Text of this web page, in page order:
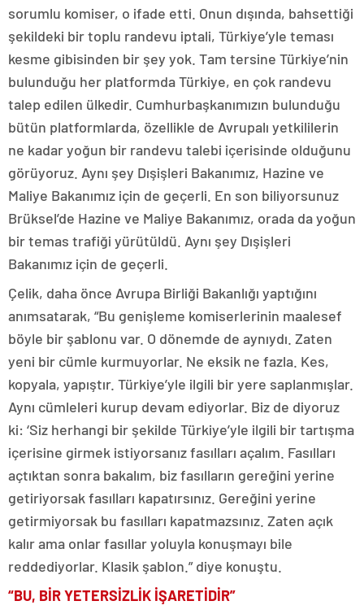
sorumlu komiser, o ifade etti. Onun dışında, bahsettiği
şekildeki bir toplu randevu iptali, Türkiye’yle teması
kesme gibisinden bir şey yok. Tam tersine Türkiye’nin
bulunduğu her platformda Türkiye, en çok randevu
talep edilen ülkedir. Cumhurbaşkanımızın bulunduğu
bütün platformlarda, özellikle de Avrupalı yetkililerin
ne kadar yoğun bir randevu talebi içerisinde olduğunu
görüyoruz. Aynı şey Dışişleri Bakanımız, Hazine ve
Maliye Bakanımız için de geçerli. En son biliyorsunuz
Brüksel’de Hazine ve Maliye Bakanımız, orada da yoğun
bir temas trafiği yürütüldü. Aynı şey Dışişleri
Bakanımız için de geçerli.
Çelik, daha önce Avrupa Birliği Bakanlığı yaptığını
anımsatarak, “Bu genişleme komiserlerinin maalesef
böyle bir şablonu var. O dönemde de aynıydı. Zaten
yeni bir cümle kurmuyorlar. Ne eksik ne fazla. Kes,
kopyala, yapıştır. Türkiye’yle ilgili bir yere saplanmışlar.
Aynı cümleleri kurup devam ediyorlar. Biz de diyoruz
ki: ‘Siz herhangi bir şekilde Türkiye’yle ilgili bir tartışma
içerisine girmek istiyorsanız fasılları açalım. Fasılları
açtıktan sonra bakalım, biz fasılların gereğini yerine
getiriyorsak fasılları kapatırsınız. Gereğini yerine
getirmiyorsak bu fasılları kapatmazsınız. Zaten açık
kalır ama onlar fasıllar yoluyla konuşmayı bile
reddediyorlar. Klasik şablon.” diye konuştu.
“BU, BİR YETERSİZLİK İŞARETİDİR”